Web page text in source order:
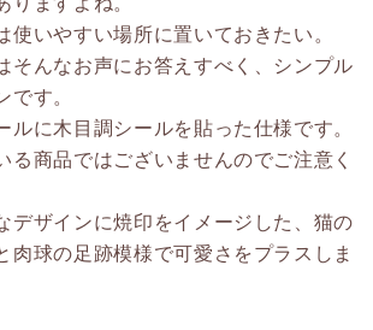
使いやすい場所に置いておきたい。
そんなお声にお答えすべく、シンプル
です。
ルに木目調シールを貼った仕様です。
る商品ではございませんのでご注意く
デザインに焼印をイメージした、猫の
肉球の足跡模様で可愛さをプラスしま